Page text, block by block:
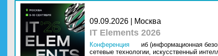
09.09.2026 | Москва
IT Elements 2026
Конференция
иб (информационная
сетевые технологии, искусственный